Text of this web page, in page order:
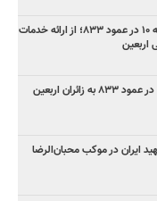
خدمت‌رسانی گسترده شهرداری منطقه ۱۰ در عمود ۸۳۳؛ از ارائه خدمات
اربعین
اخ‌الصنایع: خادمان منطقه ۱۰ بی‌وقفه در عمود ۸۳۳ به زائران اربعین
ایران در موکب محبان‌الرضا